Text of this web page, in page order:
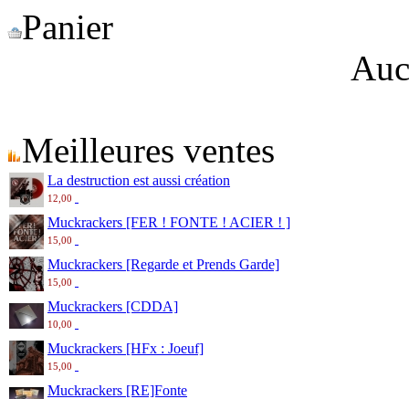
Panier
Meilleures ventes
La destruction est aussi création
12,00
Muckrackers [FER ! FONTE ! ACIER ! ]
15,00
Muckrackers [Regarde et Prends Garde]
15,00
Muckrackers [CDDA]
10,00
Muckrackers [HFx : Joeuf]
15,00
Muckrackers [RE]Fonte